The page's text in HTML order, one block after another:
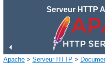
Serveur HTTP
Apache > Serveur HTTP >